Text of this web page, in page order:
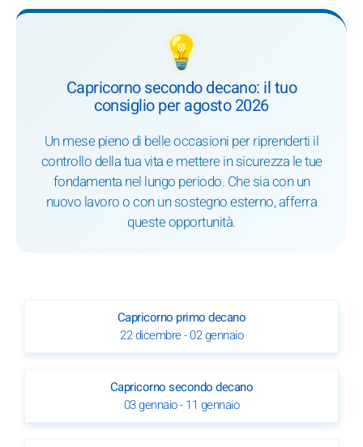
💡
Capricorno secondo decano: il tuo
consiglio per agosto 2026
Un mese pieno di belle occasioni per riprenderti il
controllo della tua vita e mettere in sicurezza le tue
fondamenta nel lungo periodo. Che sia con un
nuovo lavoro o con un sostegno esterno, afferra
queste opportunità.
Capricorno primo decano
22 dicembre - 02 gennaio
Capricorno secondo decano
03 gennaio - 11 gennaio